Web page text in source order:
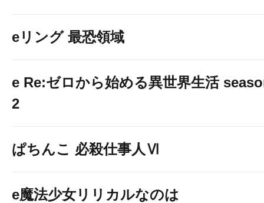
eリング 最恐領域
e Re:ゼロから始める異世界生活
2
ぱちんこ 必殺仕事人Ⅵ
e魔法少女リリカルなのは